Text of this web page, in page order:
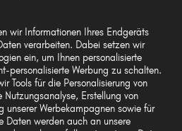
die gesamte Datenbank, dürfen nicht
und Verbreitung der Daten und der
von TecAlliance und/oder die
ist streng verboten. Jegliche
stellt eine Verletzung des Urheberrechts dar
ziehen.
wir Informationen Ihres Endgeräts
verarbeiten. Dabei setzen wir
ein, um Ihnen personalisierte
personalisierte Werbung zu schalten.
Tools für die Personalisierung von
Nutzungsanalyse, Erstellung von
unserer Werbekampagnen sowie für
Daten werden auch an unsere